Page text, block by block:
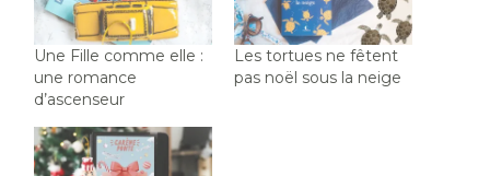
Une Fille comme elle :
une romance
d’ascenseur
Les tortues ne fêtent
pas noël sous la neige